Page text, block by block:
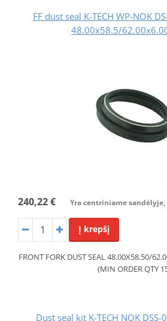
FF dust seal K-TECH WP-NOK
48.00x58.5/
240,22 € Yra centriniame
Į krepšį
FRONT FORK DUST SEAL 48.00X58.50/
(MIN ORDER QTY
Dust seal kit K-TECH NOK